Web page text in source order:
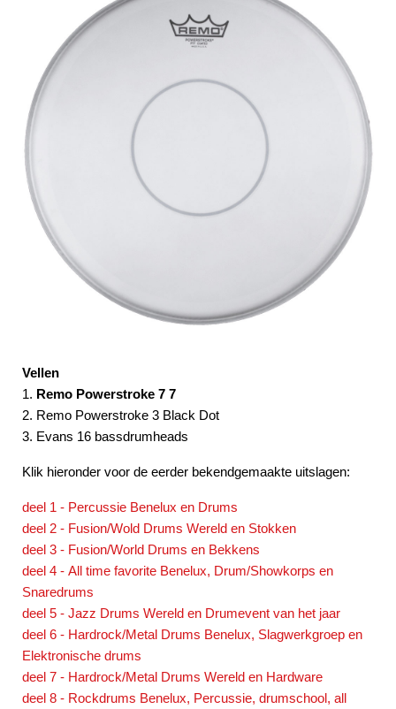
Vellen
1. Remo Powerstroke 7 7
2. Remo Powerstroke 3 Black Dot
3. Evans 16 bassdrumheads
Klik hieronder voor de eerder bekendgemaakte uitslagen:
deel 1 - Percussie Benelux en Drums
deel 2 - Fusion/Wold Drums Wereld en Stokken
deel 3 - Fusion/World Drums en Bekkens
deel 4 - All time favorite Benelux, Drum/Showkorps en
Snaredrums
deel 5 - Jazz Drums Wereld en Drumevent van het jaar
deel 6 - Hardrock/Metal Drums Benelux, Slagwerkgroep en
Elektronische drums
deel 7 - Hardrock/Metal Drums Wereld en Hardware
deel 8 - Rockdrums Benelux, Percussie, drumschool, all